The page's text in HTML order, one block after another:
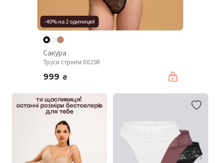
-40% на 2 одиницю!
Сакура
Труси стрінги 002SR
999 ₴